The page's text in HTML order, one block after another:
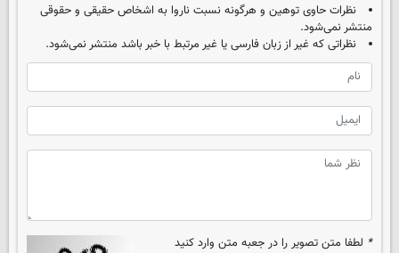
نظرات حاوی توهین و هرگونه نسبت ناروا به اشخاص حقیقی و حقوقی
منتشر نمی‌شود.
نظراتی که غیر از زبان فارسی یا غیر مرتبط با خبر باشد منتشر نمی‌شود.
* لطفا متن تصویر را در جعبه متن وارد کنید